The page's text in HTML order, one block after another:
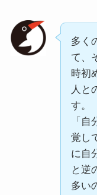
多く
て、
時初
人と
す。
「
覚し
に自
と逆
多い